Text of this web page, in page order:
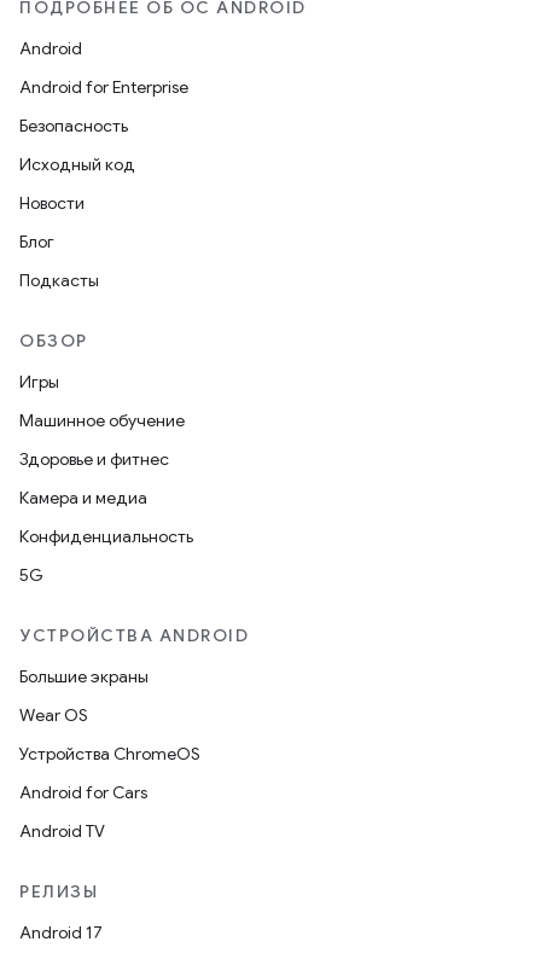
ПОДРОБНЕЕ ОБ ОС ANDROID
Android
Android for Enterprise
Безопасность
Исходный код
Новости
Блог
Подкасты
ОБЗОР
Игры
Машинное обучение
Здоровье и фитнес
Камера и медиа
Конфиденциальность
5G
УСТРОЙСТВА ANDROID
Большие экраны
Wear OS
Устройства ChromeOS
Android for Cars
Android TV
РЕЛИЗЫ
Android 17